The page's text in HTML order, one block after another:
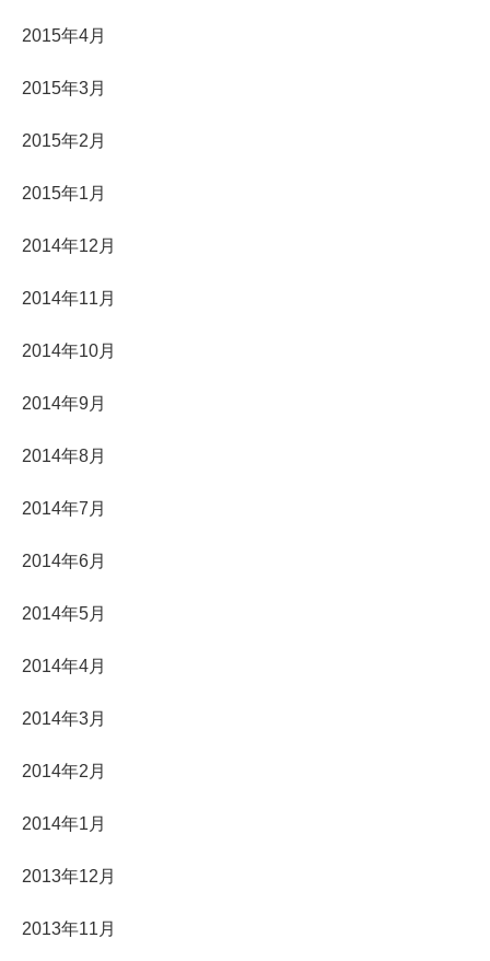
2015年4月
2015年3月
2015年2月
2015年1月
2014年12月
2014年11月
2014年10月
2014年9月
2014年8月
2014年7月
2014年6月
2014年5月
2014年4月
2014年3月
2014年2月
2014年1月
2013年12月
2013年11月